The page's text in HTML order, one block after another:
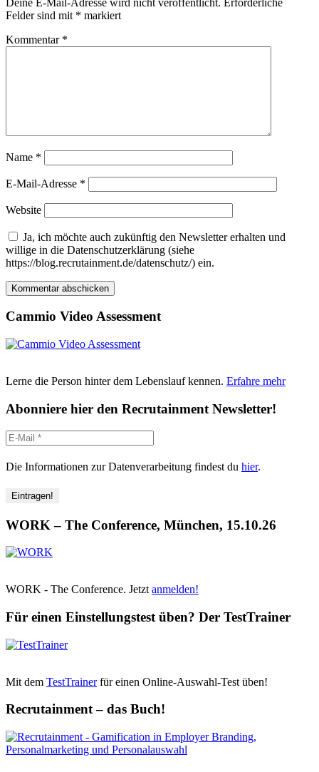
Felder sind mit * markiert
Kommentar *
Name *
E-Mail-Adresse *
Website
Ja, ich möchte auch zukünftig den Newsletter erhalten und
willige in die Datenschutzerklärung (siehe
https://blog.recrutainment.de/datenschutz/) ein.
Cammio Video Assessment
Lerne die Person hinter dem Lebenslauf kennen. Erfahre mehr
Abonniere hier den Recrutainment Newsletter!
Die Informationen zur Datenverarbeitung findest du hier.
WORK – The Conference, München, 15.10.26
WORK - The Conference. Jetzt anmelden!
Für einen Einstellungstest üben? Der TestTrainer
Mit dem TestTrainerfür einen Online-Auswahl-Test üben!
Recrutainment – das Buch!